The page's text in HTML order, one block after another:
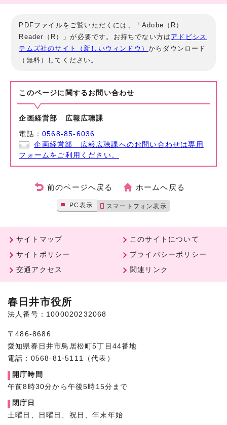
PDFファイルをご覧いただくには、「Adobe（R）
Reader（R）」が必要です。お持ちでない方は アドビシス
テムズ社のサイト（新しいウィンドウ）からダウンロード
（無料）してください。
このページに関する お問い合わせ
企画経営部 広報広聴課
電話：0568-85-6036
企画経営部 広報広聴課へのお問い合わせは専用
フォームをご利用ください。
前のページへ戻る ホームへ戻る
PC表示 スマートフォン表示
サイトマップ
このサイトについて
サイトポリシー
プライバシーポリシー
交通アクセス
関連リンク
春日井市役所
法人番号：1000020232068
〒486-8686
愛知県春日井市鳥居松町5丁目44番地
電話：0568-81-5111（代表）
開庁時間
午前8時30分から午後5時15分まで
閉庁日
土曜日、日曜日、祝日、年末年始